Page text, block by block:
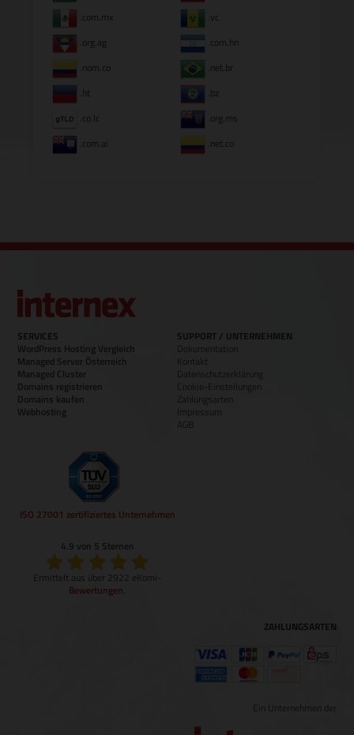
.com.mx
.vc
.org.ag
.com.hn
.nom.co
.net.br
.ht
.bz
.co.lc
.org.ms
.com.ai
.net.co
SERVICES
WordPress Hosting Vergleich
Managed Server Österreich
Managed Cluster
Domains registrieren
Domains kaufen
Webhosting
SUPPORT / UNTERNEHMEN
Dokumentation
Kontakt
Datenschutzerklärung
Cookie-Einstellungen
Zahlungsarten
Impressum
AGB
ISO 27001 zertifiziertes Unternehmen
4.9 von 5 Sternen
Ermittelt aus über 2922 eKomi-
Bewertungen
ZAHLUNGSARTEN
Ein Unternehmen der